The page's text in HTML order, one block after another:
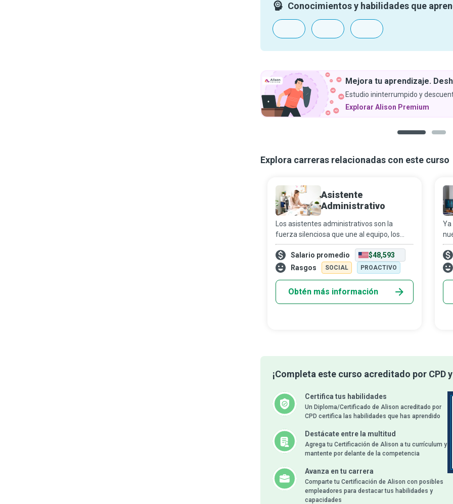
Conocimientos y habilidades que
Mejora tu aprendizaje.
Estudio ininterrumpido y
Explorar Alison Premium
Explora carreras relacionadas con este curso
Asistente
Administrativo
Los asistentes administrativos son la
fuerza silenciosa que une al equipo, los
expertos en multitareas esenciales para el
correcto funcionamiento de una empresa y
el núcleo central con acceso a todos
Salario promedio
$48,593
Rasgos
SOCIAL PROACTIVO
Obtén más información
Ya
un
¡Completa este curso acreditado por CPD
Certifica tus habilidades
Un Diploma/Certificado de Alison acreditado por
CPD certifica las habilidades que has aprendido
Destácate entre la multitud
Agrega tu Certificación de Alison a tu currículum y
mantente por delante de la competencia
Avanza en tu carrera
Comparte tu Certificación de Alison con posibles
empleadores para destacar tus habilidades y
capacidades